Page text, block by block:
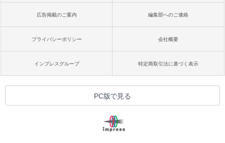
広告掲載のご案内 編集部へのご連絡
プライバシーポリシー 会社概要
インプレスグループ 特定商取引法に基づく表示
PC版で見る